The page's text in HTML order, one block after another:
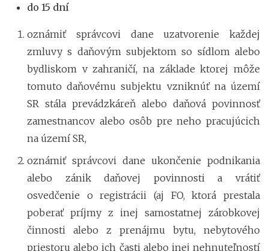
do 15 dní
oznámiť správcovi dane uzatvorenie každej
zmluvy s daňovým subjektom so sídlom alebo
bydliskom v zahraničí, na základe ktorej môže
tomuto daňovému subjektu vzniknúť na území
SR stála prevádzkáreň alebo daňová povinnosť
zamestnancov alebo osôb pre neho pracujúcich
na území SR,
oznámiť správcovi dane ukončenie podnikania
alebo zánik daňovej povinnosti a vrátiť
osvedčenie o registrácii (aj FO, ktorá prestala
poberať príjmy z inej samostatnej zárobkovej
činnosti alebo z prenájmu bytu, nebytového
priestoru alebo ich časti alebo inej nehnuteľností